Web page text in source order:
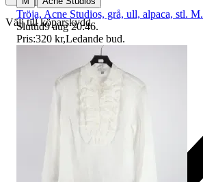
Välj till köparskydd
Tröja, Acne Studios, grå, ull, alpaca, stl. M.
Sluttid9 aug 20:46.
Pris:320 kr,Ledande bud.